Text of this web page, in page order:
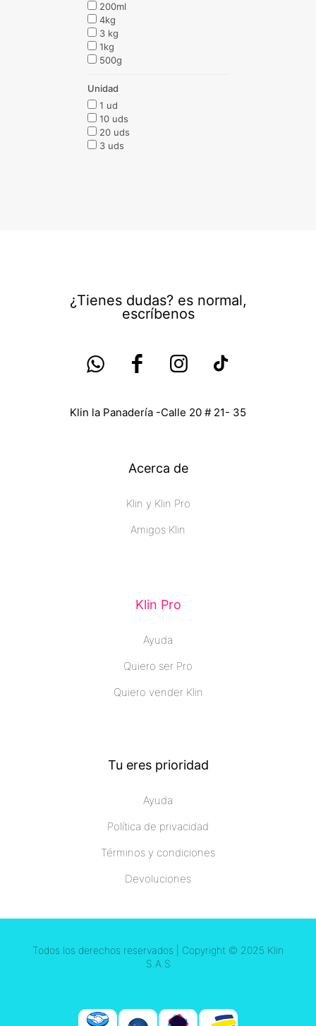
200ml
4kg
3 kg
1kg
500g
Unidad
1 ud
10 uds
20 uds
3 uds
¿Tienes dudas? es normal,
escríbenos
Klin la Panadería -Calle 20 # 21- 35
Acerca de
Klin y Klin Pro
Amigos Klin
Klin Pro
Ayuda
Quiero ser Pro
Quiero vender Klin
Tu eres prioridad
Ayuda
Política de privacidad
Términos y condiciones
Devoluciones
Todos los derechos reservados | Copyright © 2025 Klin
S.A.S